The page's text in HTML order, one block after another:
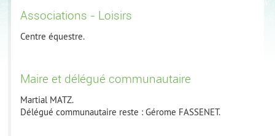
Associations - Loisirs
Centre équestre.
Maire et délégué communautaire
Martial MATZ.
Délégué communautaire reste : Gérome FASSENET.